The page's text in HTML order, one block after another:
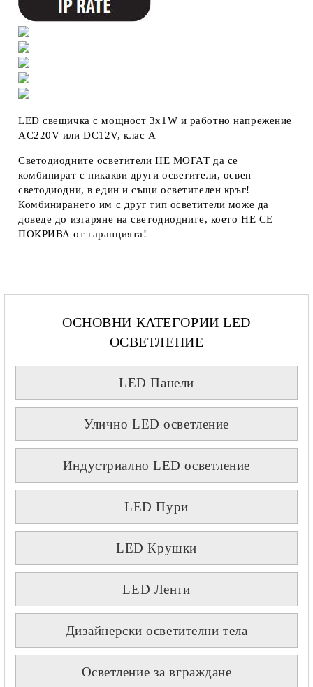
LED свещичка с мощност 3х1W и работно напрежение
AC220V или DC12V, клас A
Светодиодните осветители НЕ МОГАТ да се
комбинират с никакви други осветители, освен
светодиодни, в един и същи осветителен кръг!
Комбинирането им с друг тип осветители може да
доведе до изгаряне на светодиодните, коетоНЕ СЕ
ПОКРИВА от гаранцията!
ОСНОВНИ КАТЕГОРИИ LED
ОСВЕТЛЕНИЕ
LED Панели
Улично LED осветление
Индустриално LED осветление
LED Пури
LED Крушки
LED Ленти
Дизайнерски осветителни тела
Осветление за вграждане